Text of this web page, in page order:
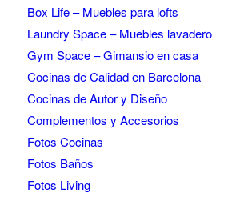
Box Life – Muebles para lofts
Laundry Space – Muebles lavadero
Gym Space – Gimansio en casa
Cocinas de Calidad en Barcelona
Cocinas de Autor y Diseño
Complementos y Accesorios
Fotos Cocinas
Fotos Baños
Fotos Living